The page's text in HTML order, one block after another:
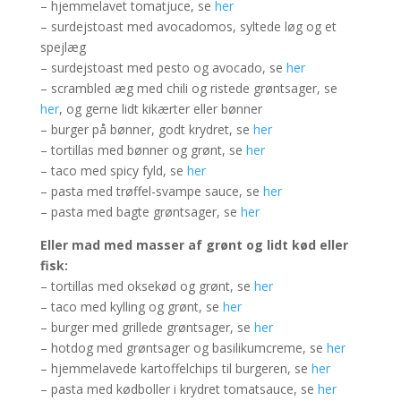
– hjemmelavet tomatjuce, se her
– surdejstoast med avocadomos, syltede løg og et
spejlæg
– surdejstoast med pesto og avocado, se her
– scrambled æg med chili og ristede grøntsager, se
her, og gerne lidt kikærter eller bønner
– burger på bønner, godt krydret, se her
– tortillas med bønner og grønt, se her
– taco med spicy fyld, se her
– pasta med trøffel-svampe sauce, se her
– pasta med bagte grøntsager, se her
Eller mad med masser af grønt og lidt kød eller
fisk:
– tortillas med oksekød og grønt, se her
– taco med kylling og grønt, se her
– burger med grillede grøntsager, se her
– hotdog med grøntsager og basilikumcreme, se her
– hjemmelavede kartoffelchips til burgeren, se her
– pasta med kødboller i krydret tomatsauce, se her